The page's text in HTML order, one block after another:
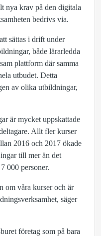
nya krav på den digitala
bedrivs via.
sättas i drift under
både lärarledda
plattform där samma
utbudet. Detta
av olika utbildningar,
är mycket uppskattade
Allt fler kurser
2016 och 2017 ökade
till mer än det
000 personer.
om våra kurser och är
säger
företag som på bara